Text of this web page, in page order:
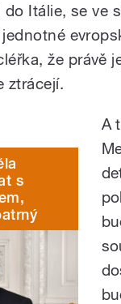
Itálie, se ve
že právě
ztrácejí.
s
A